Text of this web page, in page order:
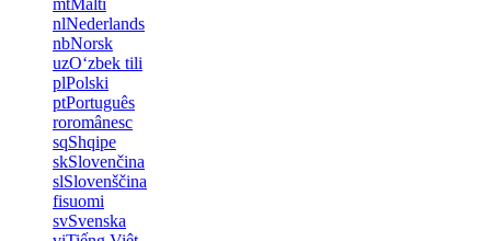
mtMalti
nlNederlands
nbNorsk
uzOʻzbek tili
plPolski
ptPortuguês
roromânesc
sqShqipe
skSlovenčina
slSlovenščina
fisuomi
svSvenska